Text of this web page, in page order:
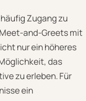
Zugang zu
and-Greets mit
nur ein höheres
das
zu erleben. Für
ein